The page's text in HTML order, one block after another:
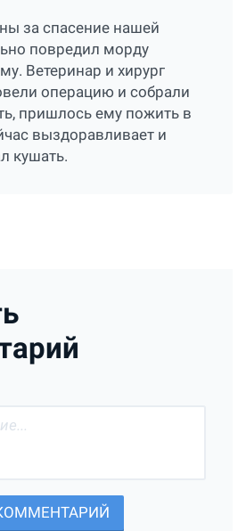
за спасение нашей
повредил морду
Ветеринар и хирург
операцию и собрали
пришлось ему пожить в
выздоравливает и
кушать.